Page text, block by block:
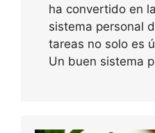
ha convertido en
sistema personal
tareas no solo es
Un buen sistema